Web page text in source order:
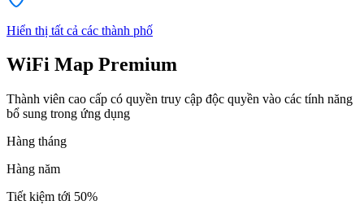
Hiển thị tất cả các thành phố
WiFi Map Premium
Thành viên cao cấp có quyền truy cập độc quyền vào các tính năng
bổ sung trong ứng dụng
Hàng tháng
Hàng năm
Tiết kiệm tới 50%